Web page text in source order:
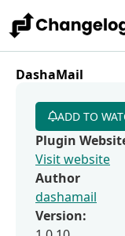
DashaMail
ADD TO
Plugin
Visit website
Author
dashamail
Version: